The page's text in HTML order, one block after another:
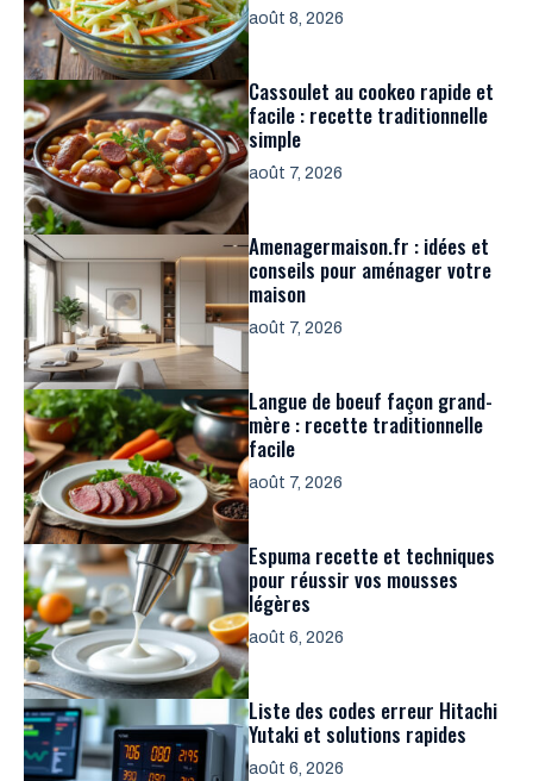
août 8, 2026
Cassoulet au cookeo rapide et
facile : recette traditionnelle
simple
août 7, 2026
Amenagermaison.fr : idées et
conseils pour aménager votre
maison
août 7, 2026
Langue de boeuf façon grand-
mère : recette traditionnelle
facile
août 7, 2026
Espuma recette et techniques
pour réussir vos mousses
légères
août 6, 2026
Liste des codes erreur Hitachi
Yutaki et solutions rapides
août 6, 2026